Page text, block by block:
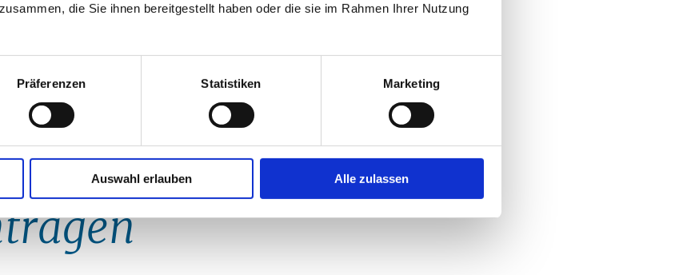
die Sie ihnen bereitgestellt haben oder die sie im Rahmen Ihrer Nutzung
Präferenzen Statistiken Marketing
Auswahl erlauben Alle zulassen